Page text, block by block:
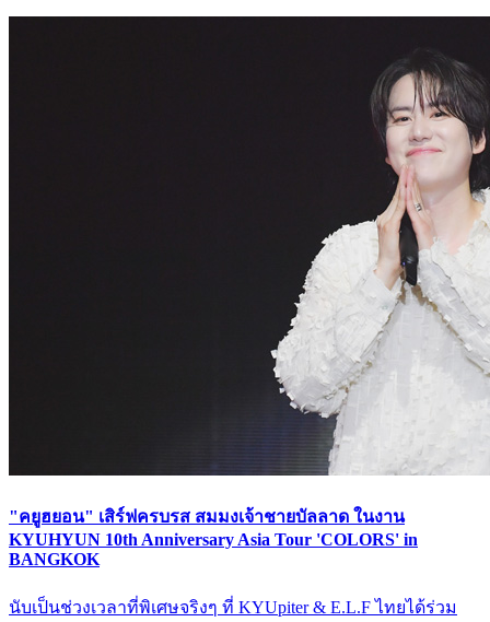
"คยูฮยอน" เสิร์ฟ​ครบรส สมมงเจ้าชายบัลลาด ในงาน
KYUHYUN 10th Anniversary Asia Tour 'COLORS' in
BANGKOK
นับเป็นช่วงเวลาที่พิเศษจริงๆ ที่ KYUpiter & E.L.F ไทยได้ร่วม